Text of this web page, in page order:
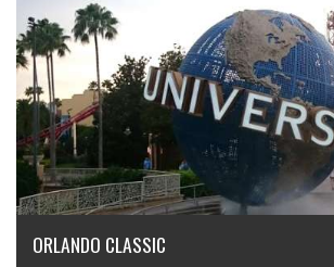
ORLANDO CLASSIC